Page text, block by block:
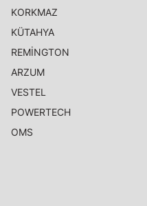
KORKMAZ
KÜTAHYA
REMİNGTON
ARZUM
VESTEL
POWERTECH
OMS